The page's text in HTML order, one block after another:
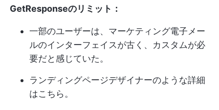
GetResponseのリミット：
一部のユーザーは、マーケティング電子メー
ルのインターフェイスが古く、カスタムが必
要だと感じていた。
ランディングページデザイナーのような詳細
はこちら。